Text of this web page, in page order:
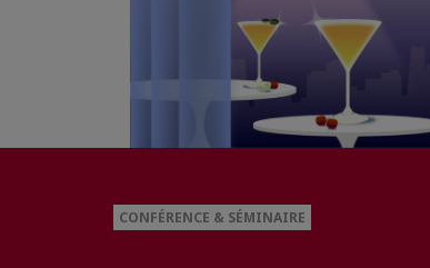
CONFÉRENCE & SÉMINAIRE